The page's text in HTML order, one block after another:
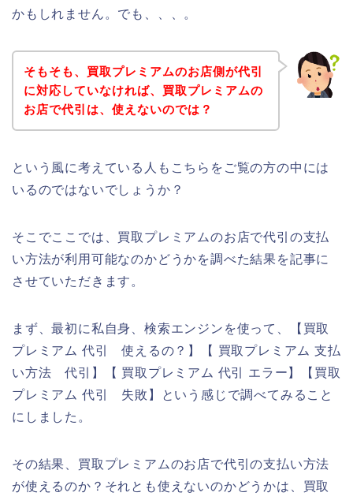
かもしれません。でも、、、。
そもそも、買取プレミアムのお店側が代引
に対応していなければ、買取プレミアムの
お店で代引は、使えないのでは？
という風に考えている人もこちらをご覧の方の中には
いるのではないでしょうか？
そこでここでは、買取プレミアムのお店で代引の支払
い方法が利用可能なのかどうかを調べた結果を記事に
させていただきます。
まず、最初に私自身、検索エンジンを使って、【買取
プレミアム 代引 使えるの？】【 買取プレミアム 支払
い方法 代引】【 買取プレミアム 代引 エラー】【買取
プレミアム 代引 失敗】という感じで調べてみること
にしました。
その結果、買取プレミアムのお店で代引の支払い方法
が使えるのか？それとも使えないのかどうかは、買取